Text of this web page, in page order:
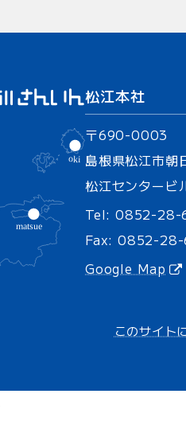
松江本社
〒690-0003
島根県松江市朝
松江センタービ
Tel: 0852-28-
Fax: 0852-
Google Map
このサイト